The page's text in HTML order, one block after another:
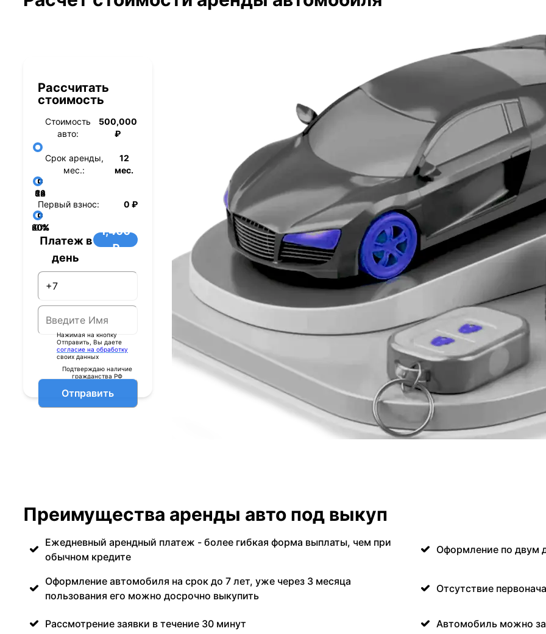
Рассчитать
стоимость
Стоимость
авто:
500,000
₽
Срок аренды,
мес.:
12
мес.
12
24
36
48
60
72
84
Первый взнос:
0 ₽
0%
20%
40%
60%
80%
Платеж в
день
1,400
₽
Нажимая на кнопку
Отправить, Вы даете
согласие на обработку
своих данных
Подтверждаю наличие
гражданства РФ
Отправить
Преимущества аренды авто под выкуп
Ежедневный арендный платеж - более гибкая форма выплаты, чем при
обычном кредите
Оформление по двум
Оформление автомобиля на срок до 7 лет, уже через 3 месяца
пользования его можно досрочно выкупить
Отсутствие
Рассмотрение заявки в течение 30 минут Автомобиль можно